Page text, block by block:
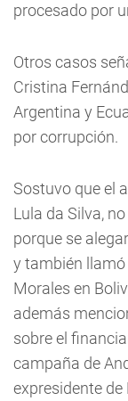
procesado por
Otros casos
Cristina
Argentina y
por corrupción.
Sostuvo que el
Lula da Silva,
porque se
y también llamó
Morales en
además
sobre el
campaña de
expresidente